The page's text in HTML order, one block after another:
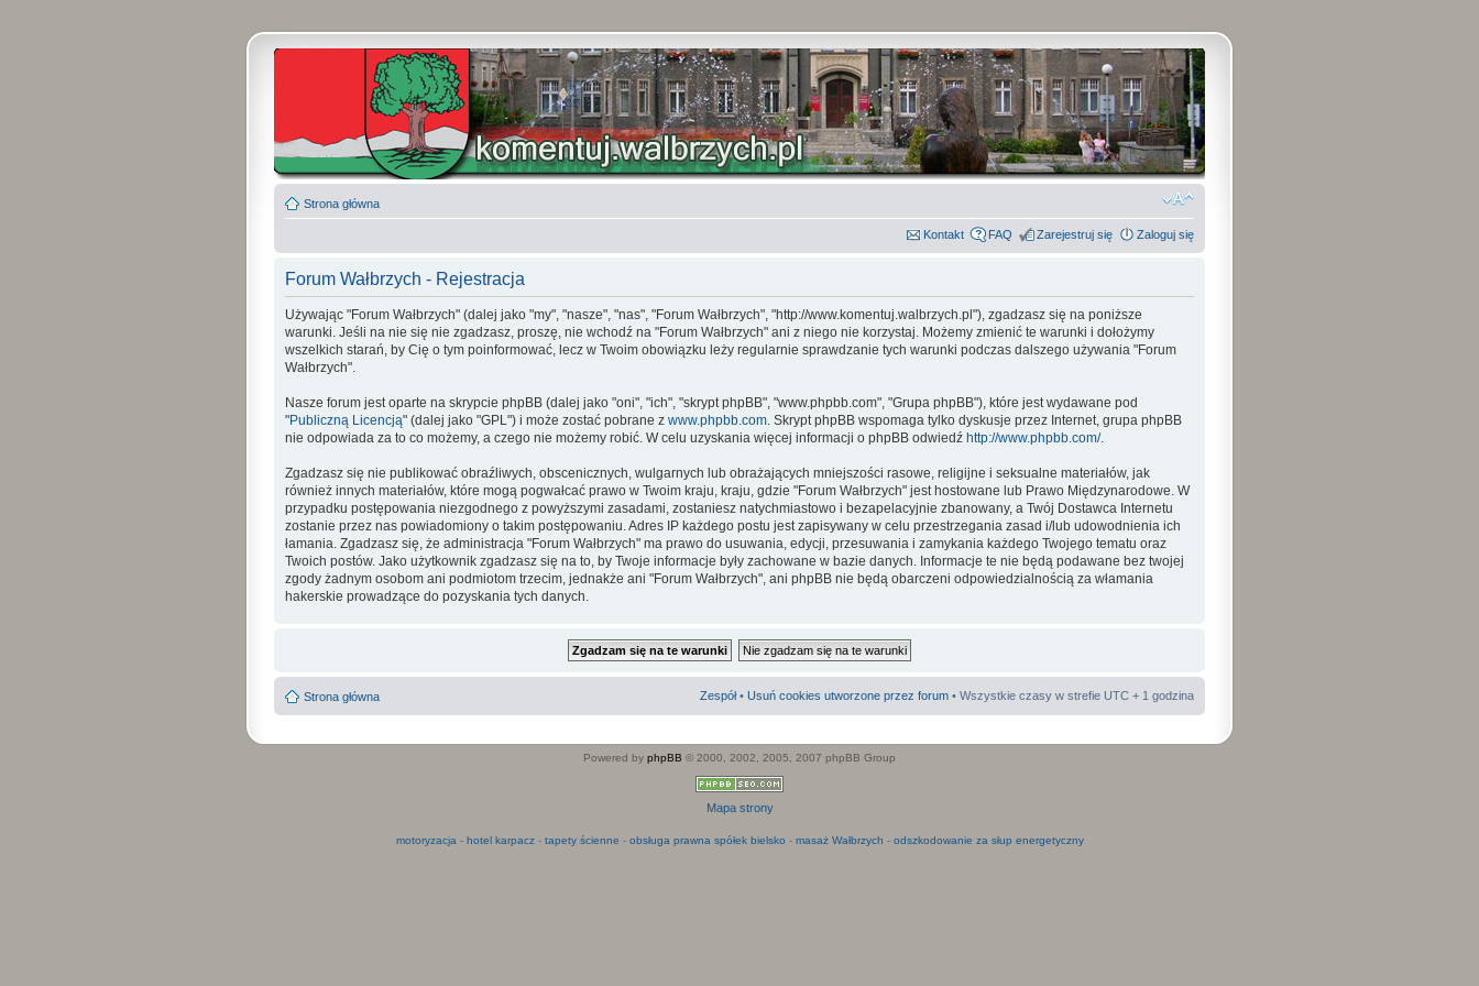
Strona główna
Kontakt FAQ Zarejestruj się Zaloguj się
Forum Wałbrzych - Rejestracja
Używając "Forum Wałbrzych" (dalej jako "my", "nasze", "nas", "Forum Wałbrzych", "http://www.komentuj.walbrzych.pl"), zgadzasz się na poniższe
warunki. Jeśli na nie się nie zgadzasz, proszę, nie wchodź na "Forum Wałbrzych" ani z niego nie korzystaj. Możemy zmienić te warunki i dołożymy
wszelkich starań, by Cię o tym poinformować, lecz w Twoim obowiązku leży regularnie sprawdzanie tych warunki podczas dalszego używania "Forum
Wałbrzych".
Nasze forum jest oparte na skrypcie phpBB (dalej jako "oni", "ich", "skrypt phpBB", "www.phpbb.com", "Grupa phpBB"), które jest wydawane pod
"Publiczną Licencją" (dalej jako "GPL") i może zostać pobrane z www.phpbb.com. Skrypt phpBB wspomaga tylko dyskusje przez Internet, grupa phpBB
nie odpowiada za to co możemy, a czego nie możemy robić. W celu uzyskania więcej informacji o phpBB odwiedź http://www.phpbb.com/.
Zgadzasz się nie publikować obraźliwych, obscenicznych, wulgarnych lub obrażających mniejszości rasowe, religijne i seksualne materiałów, jak
również innych materiałów, które mogą pogwałcać prawo w Twoim kraju, kraju, gdzie "Forum Wałbrzych" jest hostowane lub Prawo Międzynarodowe. W
przypadku postępowania niezgodnego z powyższymi zasadami, zostaniesz natychmiastowo i bezapelacyjnie zbanowany, a Twój Dostawca Internetu
zostanie przez nas powiadomiony o takim postępowaniu. Adres IP każdego postu jest zapisywany w celu przestrzegania zasad i/lub udowodnienia ich
łamania. Zgadzasz się, że administracja "Forum Wałbrzych" ma prawo do usuwania, edycji, przesuwania i zamykania każdego Twojego tematu oraz
Twoich postów. Jako użytkownik zgadzasz się na to, by Twoje informacje były zachowane w bazie danych. Informacje te nie będą podawane bez twojej
zgody żadnym osobom ani podmiotom trzecim, jednakże ani "Forum Wałbrzych", ani phpBB nie będą obarczeni odpowiedzialnością za włamania
hakerskie prowadzące do pozyskania tych danych.
Strona główna Zespół• Usuń cookies utworzone przez forum • Wszystkie czasy w strefie UTC + 1 godzina
Powered by phpBB © 2000, 2002, 2005, 2007 phpBB Group
Mapa strony
motoryzacja - hotel karpacz- tapety ścienne - obsługa prawna spółek bielsko - masaż Wałbrzych - odszkodowanie za słup energetyczny